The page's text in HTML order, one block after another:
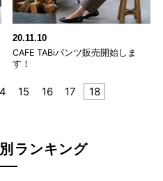
20.11.10
CAFE TABiパンツ販売開始しま
す！
15 16 17 18
ランキング